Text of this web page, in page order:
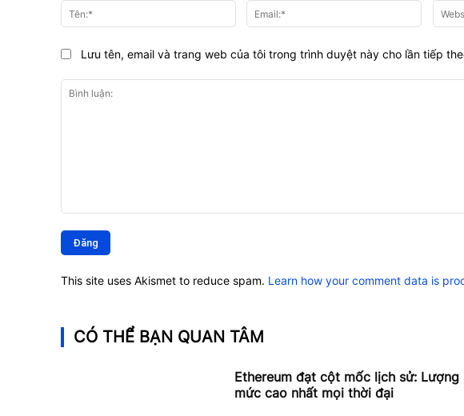
luận:
Tên:* Email:*
Lưu tên, email và trang web của tôi trong trình duyệt này cho lần tiếp
This site uses Akismet to reduce spam. Learn how your comment data is
CÓ THỂ BẠN QUAN TÂM
Ethereum đạt cột mốc lịch sử: Lượng
mức cao nhất mọi thời đại